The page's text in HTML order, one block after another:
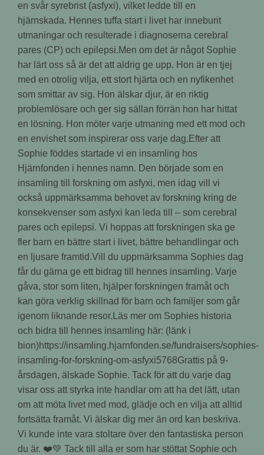
en svår syrebrist (asfyxi), vilket ledde till en
hjärnskada. Hennes tuffa start i livet har inneburit
utmaningar och resulterade i diagnoserna cerebral
pares (CP) och epilepsi.Men om det är något Sophie
har lärt oss så är det att aldrig ge upp. Hon är en tjej
med en otrolig vilja, ett stort hjärta och en nyfikenhet
som smittar av sig. Hon älskar djur, är en riktig
problemlösare och ger sig sällan förrän hon har hittat
en lösning. Hon möter varje utmaning med ett mod och
en envishet som inspirerar oss varje dag.Efter att
Sophie föddes startade vi en insamling hos
Hjärnfonden i hennes namn. Den började som en
insamling till forskning om asfyxi, men idag vill vi
också uppmärksamma behovet av forskning kring de
konsekvenser som asfyxi kan leda till – som cerebral
pares och epilepsi. Vi hoppas att forskningen ska ge
fler barn en bättre start i livet, bättre behandlingar och
en ljusare framtid.Vill du uppmärksamma Sophies dag
får du gärna ge ett bidrag till hennes insamling. Varje
gåva, stor som liten, hjälper forskningen framåt och
kan göra verklig skillnad för barn och familjer som går
igenom liknande resor.Läs mer om Sophies historia
och bidra till hennes insamling här: (länk i
bion)https://insamling.hjarnfonden.se/fundraisers/sophies-
insamling-for-forskning-om-asfyxi5768Grattis på 9-
årsdagen, älskade Sophie. Tack för att du varje dag
visar oss att styrka inte handlar om att ha det lätt, utan
om att möta livet med mod, glädje och en vilja att alltid
fortsätta framåt. Vi älskar dig mer än ord kan beskriva.
Vi kunde inte vara stoltare över den fantastiska person
du är. ❤️💚 Tack till alla er som har stöttat Sophie och